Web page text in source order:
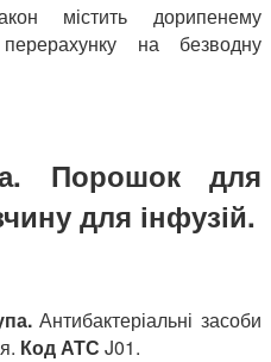
містить дорипенему
на безводну
Порошок для
для інфузій.
Антибактеріальні засоби
Код АТС J01.